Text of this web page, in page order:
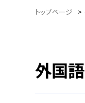
トップページ >
外国